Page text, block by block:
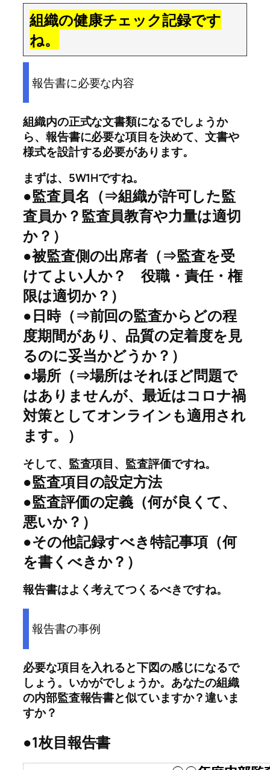
組織の健康チェック記録です
ね。
報告書に必要な内容
組織内の正式な文書類になるでしょうか
ら、報告書に必要な項目を決めて、文書や
様式を設計する必要があります。
まずは、5W1Hですね。
●監査員名（⇒組織が許可した監
査員か？監査員教育や力量は適切
か？）
●被監査側の出席者（⇒監査を受
けてよい人か？ 役職・責任・権
限は適切か？）
●日時（⇒前回の監査からどの程
度期間があり、品質の定着度を見
るのに妥当かどうか？）
●場所（⇒場所はそれほど問題で
はありませんが、最近はコロナ禍
対策としてオンラインも適用され
ます。）
そして、監査項目、監査評価ですね。
●監査項目の設定方法
●監査評価の定義（何が良くて、
悪いか？）
●その他記録すべき特記事項（何
を書くべきか？）
報告書はよく考えてつくるべきですね。
報告書の事例
必要な項目を入れると下図の感じになるで
しょう。いかがでしょうか。あなたの組織
の内部監査報告書と似ていますか？違いま
すか？
●1枚目報告書